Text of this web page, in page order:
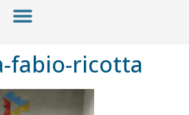
fabio-ricotta